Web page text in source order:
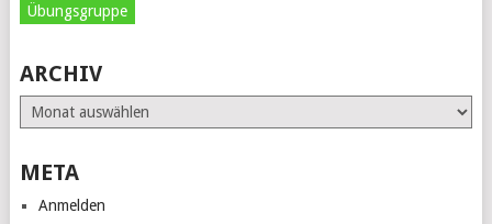
Übungsgruppe
ARCHIV
Archiv
META
Anmelden